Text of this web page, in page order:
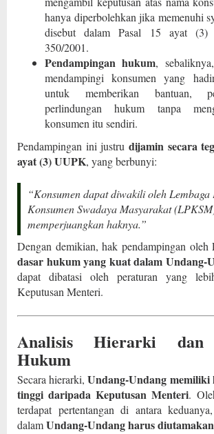
hanya diperbolehkan jika memenuhi
disebut dalam Pasal 15 ayat (3)
350/2001.
Pendampingan hukum,
mendampingi konsumen yang
untuk memberikan bantuan,
perlindungan hukum tanpa
konsumen itu sendiri.
Pendampingan ini justru dijamin secara
ayat (3) UUPK, yang berbunyi:
“Konsumen dapat diwakili oleh Lembaga
Konsumen Swadaya Masyarakat
memperjuangkan haknya.”
Dengan demikian, hak pendampingan
dasar hukum yang kuat dalam Undang-
dapat dibatasi oleh peraturan yang
Keputusan Menteri.
Analisis Hierarki dan
Hukum
Secara hierarki,Undang-Undang memiliki
tinggi daripada Keputusan Menteri.
terdapat pertentangan di antara
dalamUndang-Undang harus diutamakan